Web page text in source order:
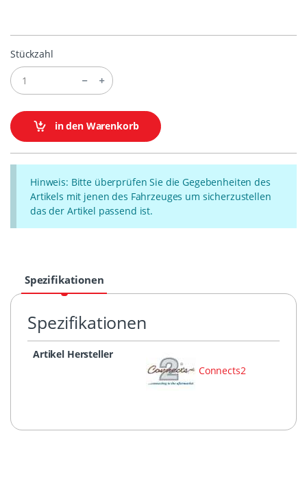
Stückzahl
in den Warenkorb
Hinweis: Bitte überprüfen Sie die Gegebenheiten des
Artikels mit jenen des Fahrzeuges um sicherzustellen
das der Artikel passend ist.
Spezifikationen
Spezifikationen
Artikel Hersteller
Connects2